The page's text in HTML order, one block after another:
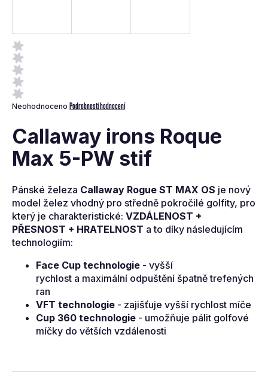
Průměrné
produktu
je
0,0
hvězdiček.
Neohodnoceno Podrobnosti hodnocení
Callaway irons Roque
Max 5-PW stif
Pánské železa Callaway Rogue ST MAX OS je nový
model želez vhodný pro středně pokročilé golfity, pro
který je charakteristické: VZDÁLENOST +
PŘESNOST + HRATELNOST a to díky následujícím
technologiím:
Face Cup technologie - vyšší
rychlost a maximální odpuštění špatně trefených
ran
VFT technologie - zajišťuje vyšší rychlost míče
Cup 360 technologie - umožňuje pálit golfové
míčky do větších vzdálenosti
j
í
t
?
Hledat
D
o
p
o
r